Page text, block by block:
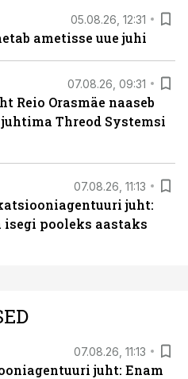
05.08.26, 12:31
ametisse uue juhi
07.08.26, 09:31
Reio Orasmäe naaseb
Threod Systemsi
07.08.26, 11:13
juht:
pooleks aastaks
07.08.26, 11:13
juht: Enam